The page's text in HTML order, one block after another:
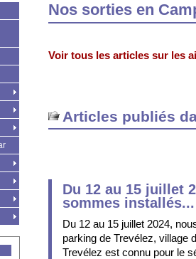
Nos sorties en
Voir tous les articles sur les
Articles publiés
Du 12 au 15 juillet
sommes installés...
Du 12 au 15 juillet 2024,
parking de Trevélez, village
Trevélez est connu pour le